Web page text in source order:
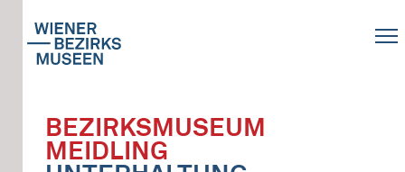
BEZIRKSMUSEUM
MEIDLING